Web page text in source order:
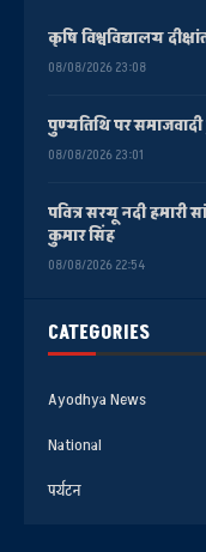
CATEGORIES
Ayodhya News
National
पर्यटन
कृषि विश्वविद्यालय
08/08/2026 23:08
पुण्यतिथि पर समाजवादी
08/08/2026 23:01
पवित्र सरयू नदी
कुमार सिंह
08/08/2026 22:54